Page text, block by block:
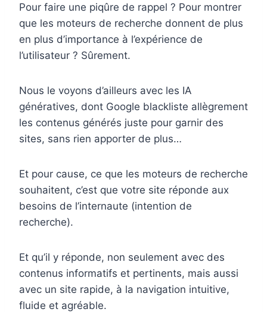
Pour faire une piqûre de rappel ? Pour montrer
que les moteurs de recherche donnent de plus
en plus d’importance à l’expérience de
l’utilisateur ? Sûrement.
Nous le voyons d’ailleurs avec les IA
génératives, dont Google blackliste allègrement
les contenus générés juste pour garnir des
sites, sans rien apporter de plus…
Et pour cause, ce que les moteurs de recherche
souhaitent, c’est que votre site réponde aux
besoins de l’internaute (intention de
recherche).
Et qu’il y réponde, non seulement avec des
contenus informatifs et pertinents, mais aussi
avec un site rapide, à la navigation intuitive,
fluide et agréable.